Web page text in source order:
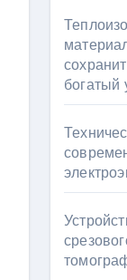
богатый